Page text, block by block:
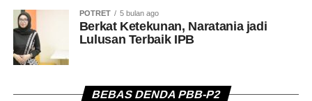
POTRET 5 bulan ago
Berkat Ketekunan, Naratania jadi
Lulusan Terbaik IPB
BEBAS DENDA PBB-P2